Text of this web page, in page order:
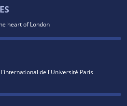
heart of London
de l'Université Paris